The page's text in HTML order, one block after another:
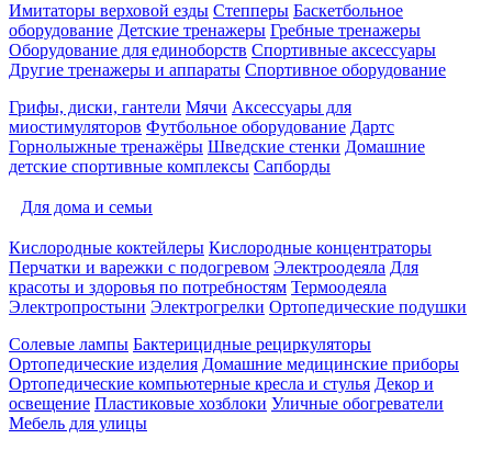
Имитаторы верховой езды Степперы Баскетбольное
оборудование Детские тренажеры Гребные тренажеры
Оборудование для единоборств Спортивные аксессуары
Другие тренажеры и аппараты Спортивное оборудование
Грифы, диски, гантели Мячи Аксессуары для
миостимуляторов Футбольное оборудование Дартс
Горнолыжные тренажёры Шведские стенки Домашние
детские спортивные комплексы Сапборды
Для дома и семьи
Кислородные коктейлеры Кислородные концентраторы
Перчатки и варежки с подогревом Электроодеяла Для
красоты и здоровья по потребностям Термоодеяла
Электропростыни Электрогрелки Ортопедические подушки
Солевые лампы Бактерицидные рециркуляторы
Ортопедические изделия Домашние медицинские приборы
Ортопедические компьютерные кресла и стулья Декор и
освещение Пластиковые хозблоки Уличные обогреватели
Мебель для улицы